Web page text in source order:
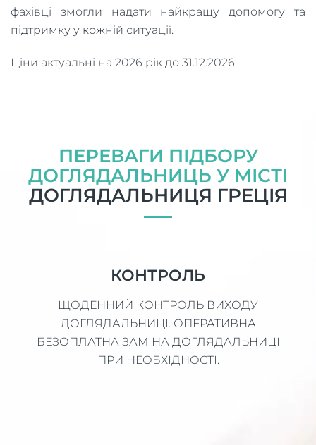
фахівці змогли надати найкращу допомогу та
підтримку у кожній ситуації.
Ціни актуальні на 2026 рік до 31.12.2026
ПЕРЕВАГИ ПІДБОРУ
ДОГЛЯДАЛЬНИЦЬ У МІСТІ
ДОГЛЯДАЛЬНИЦЯ ГРЕЦІЯ
КОНТРОЛЬ
ЩОДЕННИЙ КОНТРОЛЬ ВИХОДУ
ДОГЛЯДАЛЬНИЦІ. ОПЕРАТИВНА
БЕЗОПЛАТНА ЗАМІНА ДОГЛЯДАЛЬНИЦІ
ПРИ НЕОБХІДНОСТІ.